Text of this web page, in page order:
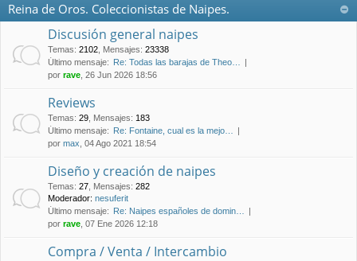
Reina de Oros. Coleccionistas de Naipes.
Discusión general naipes
Temas: 2102 Mensajes: 23338
Último mensaje: Re: Todas las barajas de Theo…
por rave , 26 Jun 2026 18:56
Reviews
Temas: 29 Mensajes: 183
Último mensaje: Re: Fontaine, cual es la mejo…
por max , 04 Ago 2021 18:54
Diseño y creación de naipes
Temas: 27 Mensajes: 282
Moderador: nesuferit
Último mensaje: Re: Naipes españoles de domin…
por rave , 07 Ene 2026 12:18
Compra / Venta / Intercambio